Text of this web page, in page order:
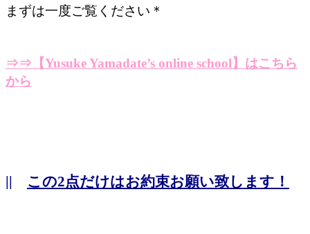
まずは一度ご覧ください＊
⇒⇒【Yusuke Yamadate’s online school】はこちら
から
|| この2点だけはお約束お願い致します！